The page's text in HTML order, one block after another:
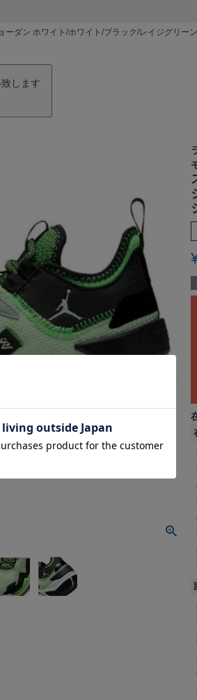
ダン ホワイト/ホワイト/ブラック/レイジグリーン
します